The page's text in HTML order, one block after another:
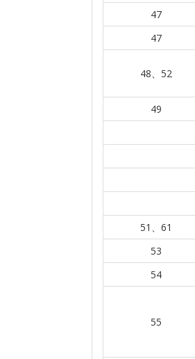
47
47
48、52
49
51、61
53
54
55